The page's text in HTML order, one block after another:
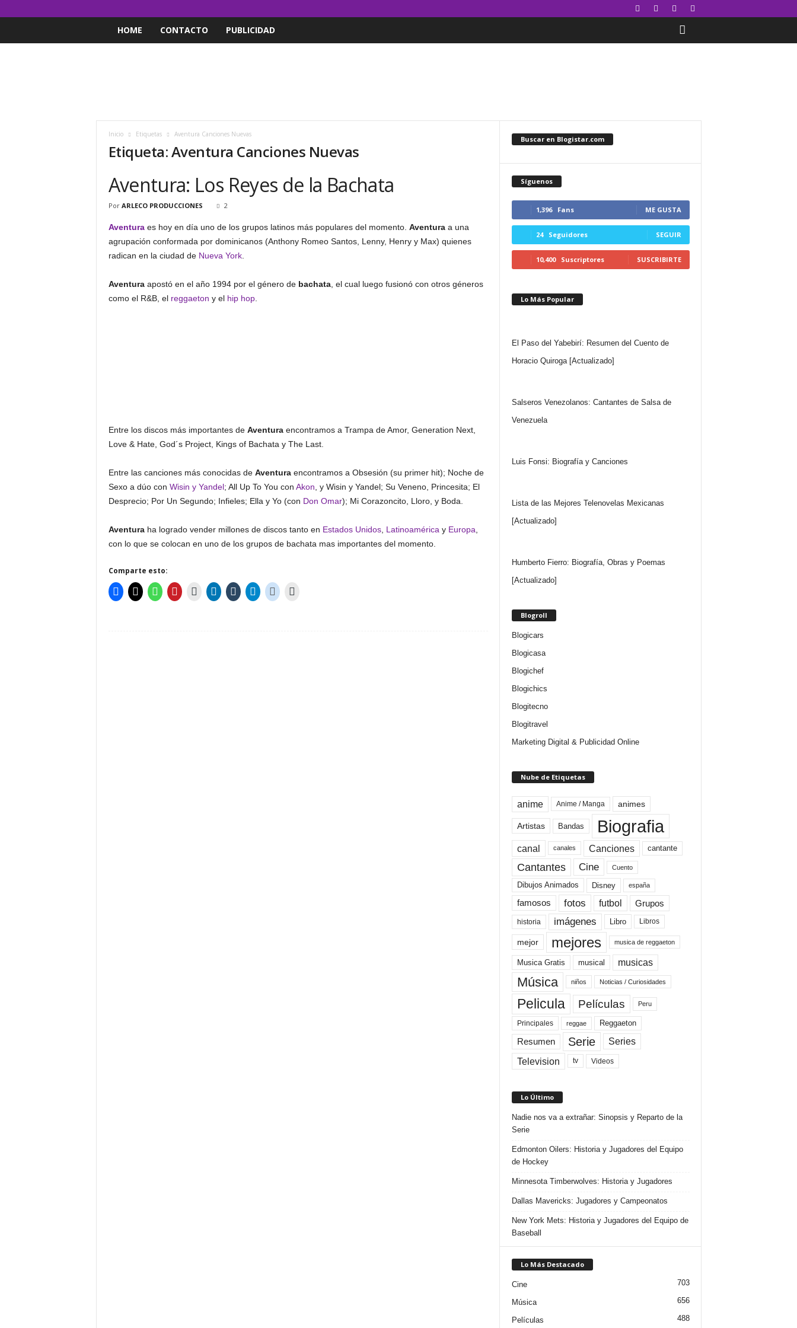
HOME CONTACTO PUBLICIDAD
Inicio Etiquetas Aventura Canciones Nuevas
Etiqueta: Aventura Canciones Nuevas
Aventura: Los Reyes de la Bachata
Por ARLECO PRODUCCIONES 2
Aventuraes hoy en día uno de los grupos latinos más populares del momento. Aventuraa una
agrupación conformada por dominicanos (Anthony Romeo Santos, Lenny, Henry y Max) quienes
radican en la ciudad de Nueva York.
Aventuraapostó en el año 1994 por el género de bachata, el cual luego fusionó con otros géneros
como el R&B, el reggaeton y el hip hop.
Entre los discos más importantes de Aventuraencontramos a Trampa de Amor, Generation Next,
Love & Hate, God´s Project, Kings of Bachata y The Last.
Entre las canciones más conocidas de Aventuraencontramos a Obsesión (su primer hit); Noche de
Sexo a dúo con Wisin y Yandel; All Up To You con Akon , y Wisin y Yandel; Su Veneno, Princesita; El
Desprecio; Por Un Segundo; Infieles; Ella y Yo (con Don Omar); Mi Corazoncito, Lloro, y Boda.
Aventuraha logrado vender millones de discos tanto en Estados Unidos, Latinoamérica y Europa
con lo que se colocan en uno de los grupos de bachata mas importantes del momento.
Comparte esto:
Buscar en Blogistar.com
Síguenos
1,396 Fans ME GUSTA
24 Seguidores SEGUIR
10,400 Suscriptores SUSCRIBIRTE
Lo Más Popular
El Paso del Yabebirí: Resumen del Cuento de
Horacio Quiroga [Actualizado]
Salseros Venezolanos: Cantantes de Salsa de
Venezuela
Luis Fonsi: Biografía y Canciones
Lista de las Mejores Telenovelas Mexicanas
[Actualizado]
Humberto Fierro: Biografía, Obras y Poemas
[Actualizado]
Blogroll
Blogicars
Blogicasa
Blogichef
Blogichics
Blogitecno
Blogitravel
Marketing Digital & Publicidad Online
Nube de Etiquetas
anime Anime / Manga animes
Artistas Bandas Biografia
canal canales Canciones cantante
Cantantes Cine Cuento
Dibujos Animados Disney españa
famosos fotos futbol Grupos
historia imágenes Libro Libros
mejor mejores musica de reggaeton
Musica Gratis musical musicas
Música niños Noticias / Curiosidades
Pelicula Películas Peru
Principales reggae Reggaeton
Resumen Serie Series
Television tv Videos
Lo Último
Nadie nos va a extrañar: Sinopsis y Reparto de la
Serie
Edmonton Oilers: Historia y Jugadores del Equipo
de Hockey
Minnesota Timberwolves: Historia y Jugadores
Dallas Mavericks: Jugadores y Campeonatos
New York Mets: Historia y Jugadores del Equipo de
Baseball
Lo Más Destacado
Cine 703
Música 656
Películas 488